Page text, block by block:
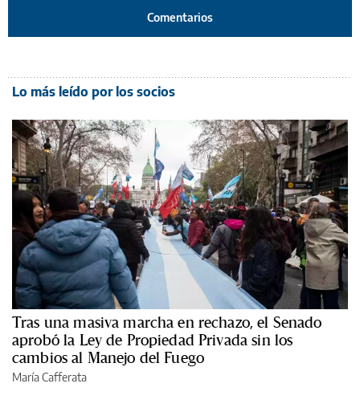
Comentarios
Lo más leído por los socios
Tras una masiva marcha en rechazo, el Senado
aprobó la Ley de Propiedad Privada sin los
cambios al Manejo del Fuego
María Cafferata